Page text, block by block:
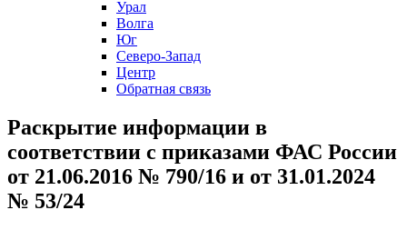
Урал
Волга
Юг
Северо-Запад
Центр
Обратная связь
Раскрытие информации в
соответствии с приказами ФАС России
от 21.06.2016 № 790/16 и от 31.01.2024
№ 53/24